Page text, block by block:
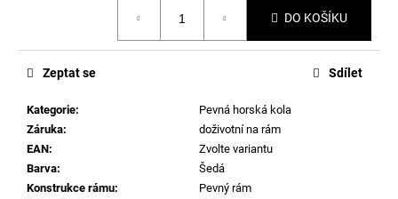
DO KOŠÍKU
Kategorie:
Pevná horská kola
Záruka:
doživotní na rám
EAN:
Zvolte variantu
Barva:
Šedá
Konstrukce rámu:
Pevný rám
Zeptat se Sdílet